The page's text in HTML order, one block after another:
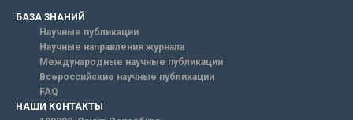
БАЗА ЗНАНИЙ
Научные публикации
Научные направления журнала
Международные научные публикации
Всероссийские научные публикации
FAQ
НАШИ КОНТАКТЫ